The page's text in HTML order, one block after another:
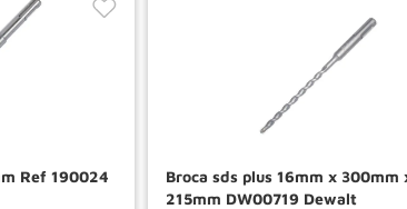
Ref 190024
Broca sds plus 16mm x 300mm
215mm DW00719 Dewalt